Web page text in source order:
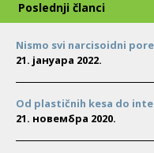
Poslednji članci
Nismo svi narcisoidni
21. јануара 2022.
Od plastičnih kesa do
21. новембра 2020.